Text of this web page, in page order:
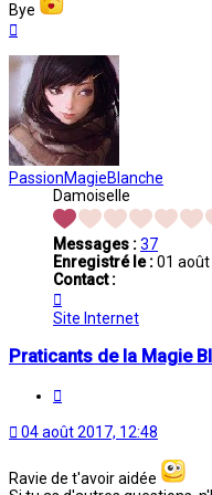
Bye
PassionMagieBlanche
Damoiselle
Messages :37
Enregistré le :01 août
Contact :
PassionMagieBlanche
Site Internet
Praticants de la Magie
04 août 2017, 12:48
Ravie de t'avoir aidée